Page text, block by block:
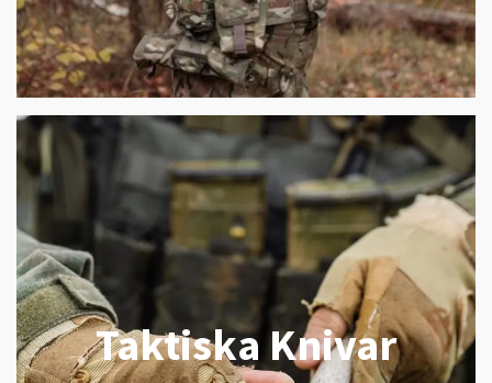
Taktiska Knivar